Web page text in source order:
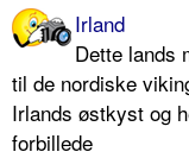
Irland
Dette lands
til de nordiske
Irlands østkyst og
forbillede